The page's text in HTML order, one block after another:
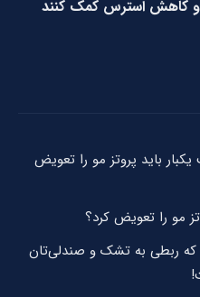
کاهش استرس کمک کنند
باید پروتز مو را تعویض
مو را تعویض کرد؟
که ربطی به تشک و صندلی‌تان